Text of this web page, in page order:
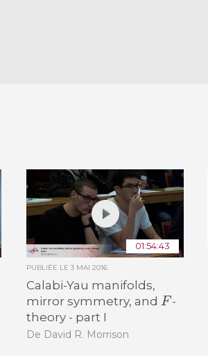
01:54:43
PUBLIÉE LE3 MAI 2016
Calabi-Yau manifolds,
mirror symmetry, and
F
-
theory - part I
De David R. Morrison